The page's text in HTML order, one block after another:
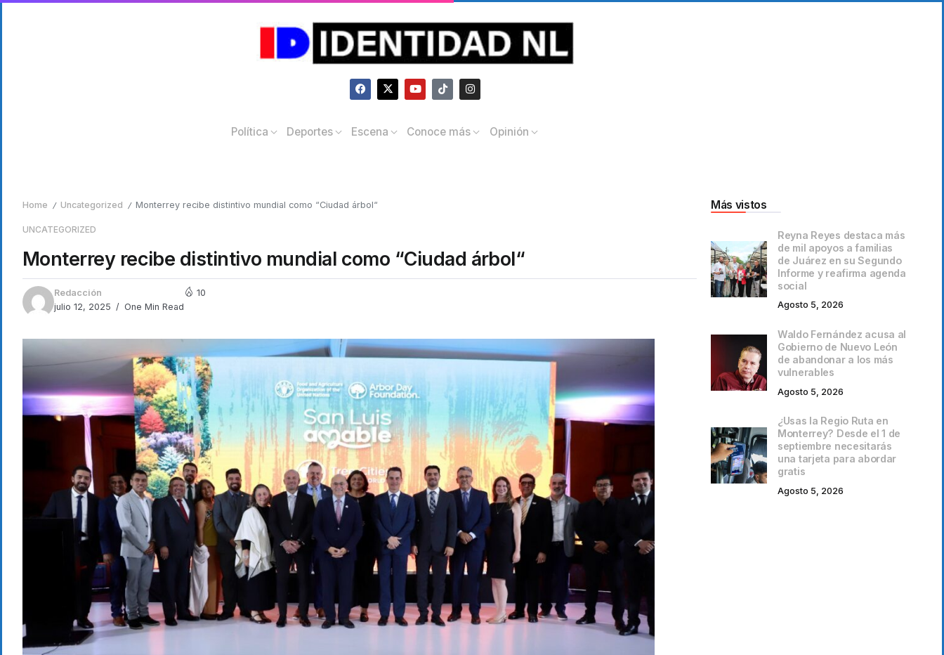
Política Deportes Escena Conoce más Opinión
Home / Uncategorized / Monterrey recibe distintivo mundial como “Ciudad árbol“
UNCATEGORIZED
Monterrey recibe distintivo mundial como “Ciudad árbol“
Redacción
julio 12, 2025
One Min Read
10
Más vistos
Reyna Reyes destaca más
de mil apoyos a familias
de Juárez en su Segundo
Informe y reafirma agenda
social
Agosto 5, 2026
Waldo Fernández acusa al
Gobierno de Nuevo León
de abandonar a los más
vulnerables
Agosto 5, 2026
¿Usas la Regio Ruta en
Monterrey? Desde el 1 de
septiembre necesitarás
una tarjeta para abordar
gratis
Agosto 5, 2026